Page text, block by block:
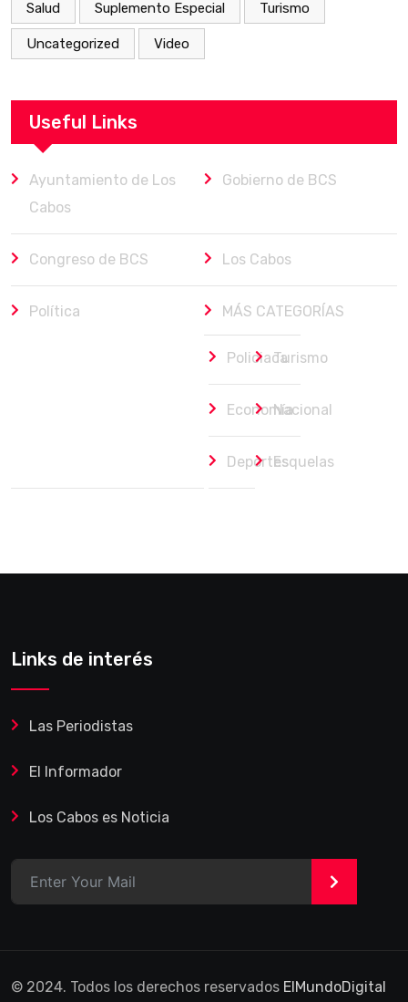
Salud Suplemento Especial Turismo
Uncategorized Video
Useful Links
Ayuntamiento de Los
Cabos
Gobierno de BCS
Congreso de BCS Los Cabos
Política MÁS CATEGORÍAS
PoliciacaTurismo
EconomíaNacional
DeportesEsquelas
Links de interés
Las Periodistas
El Informador
Los Cabos es Noticia
>
© 2024. Todos los derechos reservados ElMundoDigital